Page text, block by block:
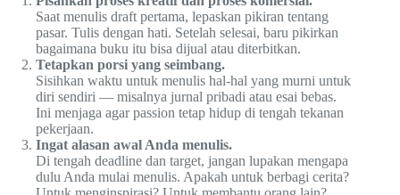
Saat menulis draft pertama, lepaskan pikiran tentang
pasar. Tulis dengan hati. Setelah selesai, baru pikirkan
bagaimana buku itu bisa dijual atau diterbitkan.
Tetapkan porsi yang seimbang.
Sisihkan waktu untuk menulis hal-hal yang murni untuk
diri sendiri — misalnya jurnal pribadi atau esai bebas.
Ini menjaga agar passion tetap hidup di tengah tekanan
pekerjaan.
Ingat alasan awal Anda menulis.
Di tengah deadline dan target, jangan lupakan mengapa
dulu Anda mulai menulis. Apakah untuk berbagi cerita?